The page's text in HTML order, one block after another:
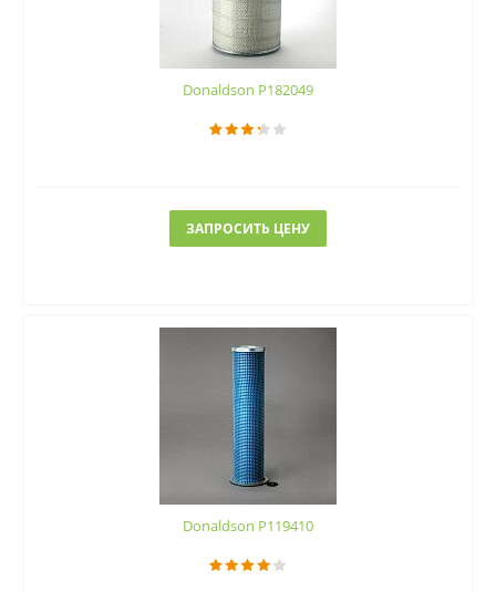
Donaldson P182049
ЗАПРОСИТЬ ЦЕНУ
Donaldson P119410